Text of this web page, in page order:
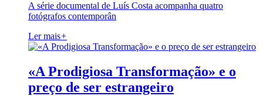
A série documental de Luís Costa acompanha quatro
fotógrafos contemporân
Ler mais+
«A Prodigiosa Transformação» e o
preço de ser estrangeiro